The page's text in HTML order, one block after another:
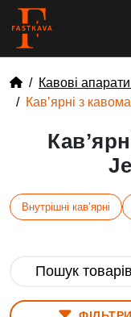
Кавові
Кавʼярні з
Внутрішні кавʼярні